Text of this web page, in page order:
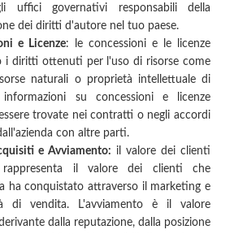
uffici governativi responsabili della
dei diritti d'autore nel tuo paese.
e Licenze: le concessioni e le licenze
i diritti ottenuti per l'uso di risorse come
naturali o proprietà intellettuale di
su concessioni e licenze
trovate nei contratti o negli accordi
con altre parti.
e Avviamento: il valore dei clienti
rappresenta il valore dei clienti che
ha conquistato attraverso il marketing e
di vendita. L'avviamento è il valore
dalla reputazione, dalla posizione